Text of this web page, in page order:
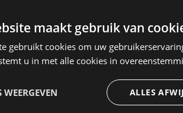
maakt gebruik van
gebruikt cookies om uw
u in met alle cookies in
ALLES
WEERGEVEN